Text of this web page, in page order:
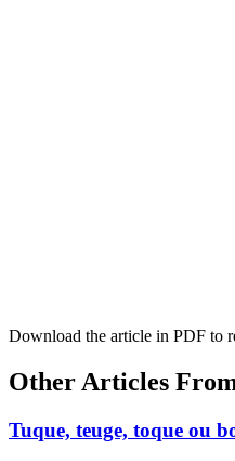
Download the article in PDF to
Other Articles
Tuque, teuge, toque ou